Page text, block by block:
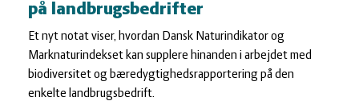
og
ledelse
Øvrige
dyr
på landbrugsbedrifter
Et nyt notat viser, hvordan Dansk Naturindikator og
Marknaturindekset kan supplere hinanden i arbejdet med
biodiversitet og bæredygtighedsrapportering på den
enkelte landbrugsbedrift.